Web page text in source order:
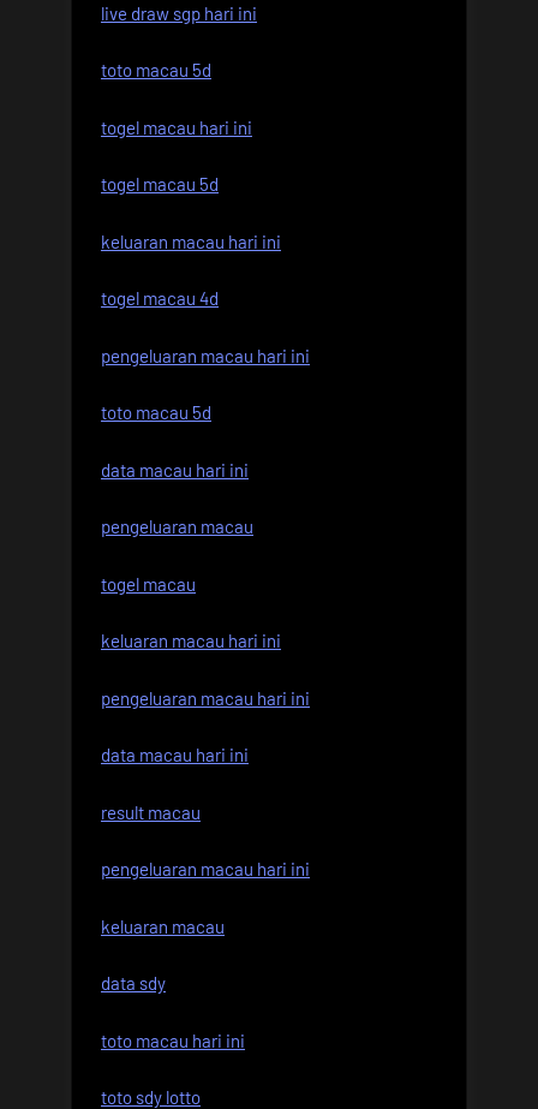
live draw sgp hari ini
toto macau 5d
togel macau hari ini
togel macau 5d
keluaran macau hari ini
togel macau 4d
pengeluaran macau hari ini
toto macau 5d
data macau hari ini
pengeluaran macau
togel macau
keluaran macau hari ini
pengeluaran macau hari ini
data macau hari ini
result macau
pengeluaran macau hari ini
keluaran macau
data sdy
toto macau hari ini
toto sdy lotto